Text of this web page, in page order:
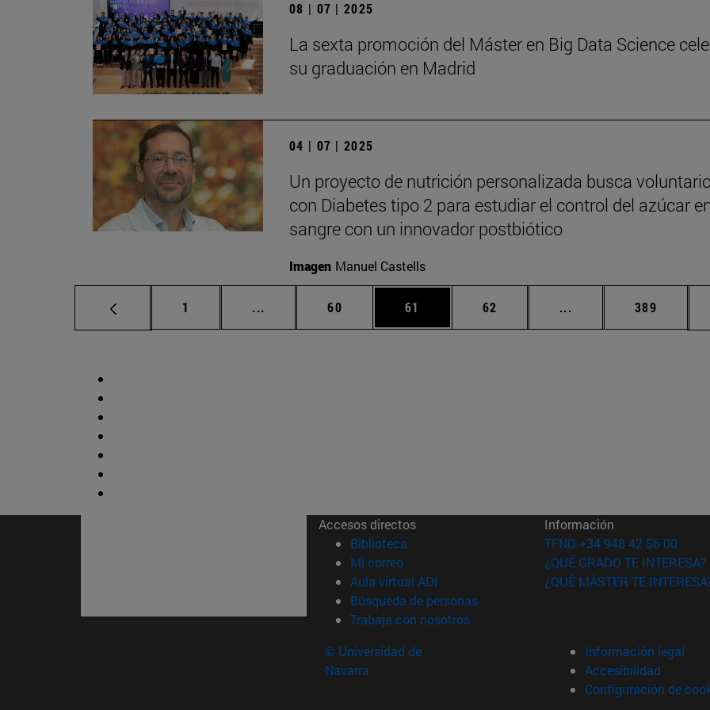
08 | 07 | 2025
La sexta promoción del Máster en Big Data Science
su graduación en Madrid
04 | 07 | 2025
Un proyecto de nutrición personalizada busca
con Diabetes tipo 2 para estudiar el control del azúcar
sangre con un innovador postbiótico
Imagen Manuel Castells
Página
1 ... Páginas intermedias Use TAB para desplazarse.
Página
60 Página
61 Página
62 ... Páginas intermedias
Página
389
Accesos directos
Biblioteca (abre en nueva ventana)
Mi correo(abre en nueva ventana)
Aula virtual ADI (abre en nueva ventana)
Búsqueda de personas(abre en nueva ventana)
Trabaja con nosotros(abre en nueva ventana)
Información
TFNO +34 948 42 56 00
¿QUÉ GRADO TE INTERESA?
¿QUÉ MÁSTER TE
© Universidad de
Navarra
Información legal
Accesibilidad
Configuración de